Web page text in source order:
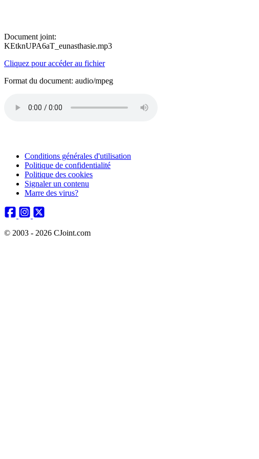
Document joint:
KEtknUPA6aT_eunasthasie.mp3
Cliquez pour accéder au fichier
Format du document: audio/mpeg
Conditions générales d'utilisation
Politique de confidentialité
Politique des cookies
Signaler un contenu
Marre des virus?
© 2003 - 2026 CJoint.com